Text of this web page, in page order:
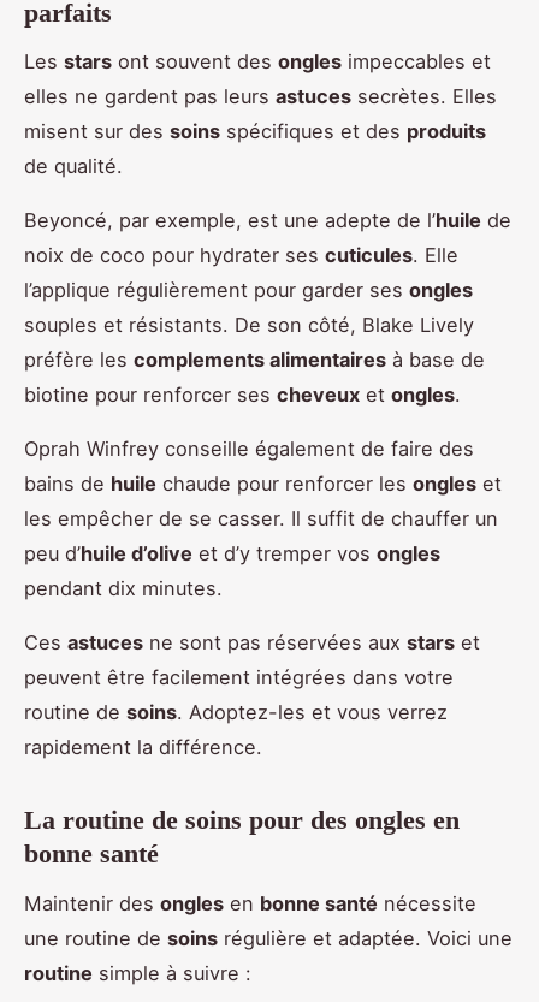
parfaits
Les stars ont souvent des ongles impeccables et
elles ne gardent pas leurs astuces secrètes. Elles
misent sur des soins spécifiques et des produits
de qualité.
Beyoncé, par exemple, est une adepte de l’huile de
noix de coco pour hydrater ses cuticules. Elle
l’applique régulièrement pour garder ses ongles
souples et résistants. De son côté, Blake Lively
préfère les complements alimentaires à base de
biotine pour renforcer ses cheveux et ongles.
Oprah Winfrey conseille également de faire des
bains de huile chaude pour renforcer les ongles et
les empêcher de se casser. Il suffit de chauffer un
peu d’huile d’olive et d’y tremper vos ongles
pendant dix minutes.
Ces astuces ne sont pas réservées aux stars et
peuvent être facilement intégrées dans votre
routine de soins. Adoptez-les et vous verrez
rapidement la différence.
La routine de soins pour des ongles en
bonne santé
Maintenir des ongles en bonne santé nécessite
une routine de soins régulière et adaptée. Voici une
routine simple à suivre :